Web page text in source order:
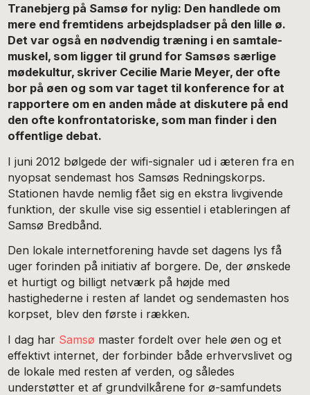
Tranebjerg på Samsø for nylig: Den handlede om
mere end fremtidens arbejdspladser på den lille ø.
Det var også en nødvendig træning i en samtale-
muskel, som ligger til grund for Samsøs særlige
mødekultur, skriver Cecilie Marie Meyer, der ofte
bor på øen og som var taget til konference for at
rapportere om en anden måde at diskutere på end
den ofte konfrontatoriske, som man finder i den
offentlige debat.
I juni 2012 bølgede der wifi-signaler ud i æteren fra en
nyopsat sendemast hos Samsøs Redningskorps.
Stationen havde nemlig fået sig en ekstra livgivende
funktion, der skulle vise sig essentiel i etableringen af
Samsø Bredbånd.
Den lokale internetforening havde set dagens lys få
uger forinden på initiativ af borgere. De, der ønskede
et hurtigt og billigt netværk på højde med
hastighederne i resten af landet og sendemasten hos
korpset, blev den første i rækken.
I dag har Samsø master fordelt over hele øen og et
effektivt internet, der forbinder både erhvervslivet og
de lokale med resten af verden, og således
understøtter et af grundvilkårene for ø-samfundets